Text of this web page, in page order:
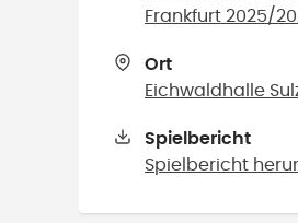
Frankfurt 2025/
Ort
Eichwaldhalle
Spielbericht
Spielbericht